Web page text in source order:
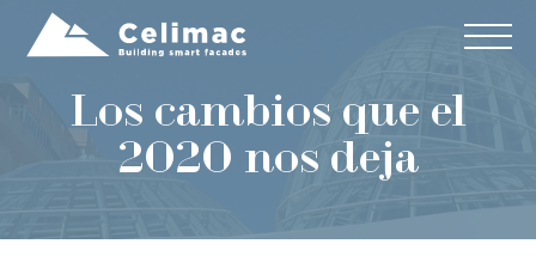
Los cambios que el
2020 nos deja